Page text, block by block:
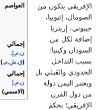
العواصم
إجمالي
ن.م.إ.
(ق.ش.م.)
إجمالي
ن.م.إ
(الاسمي)
الإفريقي يتكون من
الصومال، إثيوبيا،
جيبوتي، إريتريا
إضافة لكل من
السودان وكينيا؛
بسبب التداخل
الحدودي والقبلي بل
ويعتبر اليمن دولة
من دول القرن
الإفريقي؛ بحكم